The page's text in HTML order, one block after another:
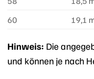
60
19,1
Hinweis: Die
und können je nach